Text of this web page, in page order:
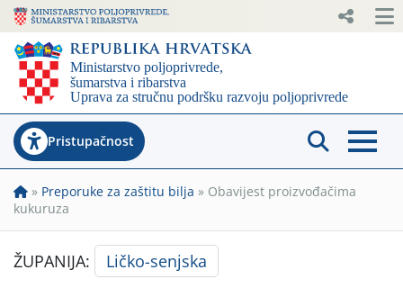
Pristupačnost
» Preporuke za zaštitu bilja » Obavijest proizvođačima
kukuruza
ŽUPANIJA: Ličko-senjska